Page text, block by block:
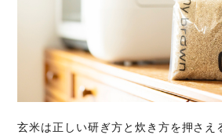
玄米は正しい研ぎ方と炊き方を押さえ